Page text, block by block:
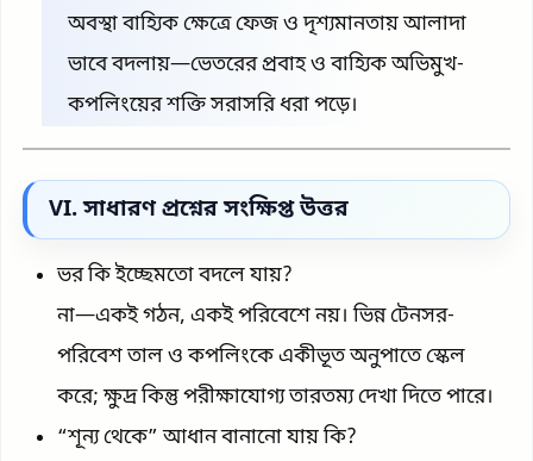
অবস্থা বাহ্যিক ক্ষেত্রে ফেজ ও দৃশ্যমানতায় আলাদা
ভাবে বদলায়—ভেতরের প্রবাহ ও বাহ্যিক অভিমুখ-
কপলিংয়ের শক্তি সরাসরি ধরা পড়ে।
VI. সাধারণ প্রশ্নের সংক্ষিপ্ত উত্তর
ভর কি ইচ্ছেমতো বদলে যায়?
না—একই গঠন, একই পরিবেশে নয়। ভিন্ন টেনসর-
পরিবেশ তাল ও কপলিংকে একীভূত অনুপাতে স্কেল
করে; ক্ষুদ্র কিন্তু পরীক্ষাযোগ্য তারতম্য দেখা দিতে পারে।
“শূন্য থেকে” আধান বানানো যায় কি?